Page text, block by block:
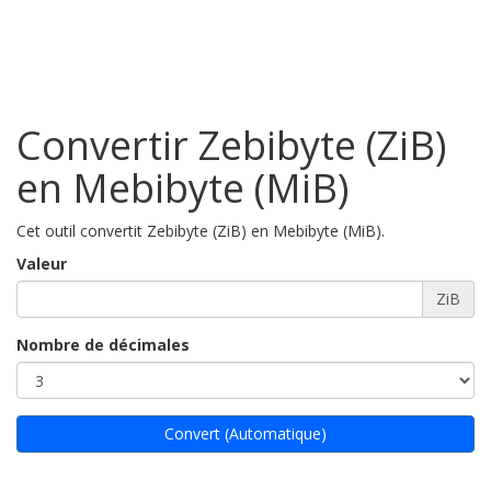
Convertir Zebibyte (ZiB)
en Mebibyte (MiB)
Cet outil convertit Zebibyte (ZiB) en Mebibyte (MiB).
Valeur
ZiB
Nombre de décimales
Convert (Automatique)